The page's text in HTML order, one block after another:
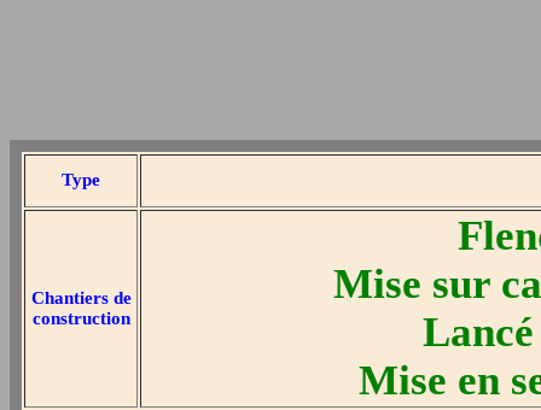
Type
Chantiers de
construction
Mise sur
Mise en